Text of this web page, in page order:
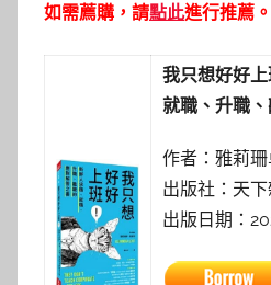
t
i
n
如需薦購，請點此進行推薦。
我只想好好
就職、升職
作者：雅莉
出版社：天
出版日期：